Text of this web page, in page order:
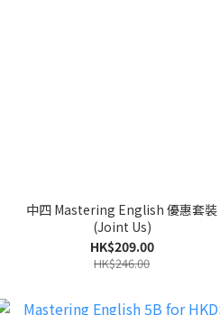
中四 Mastering English 優惠套裝
(Joint Us)
HK$209.00
HK$246.00